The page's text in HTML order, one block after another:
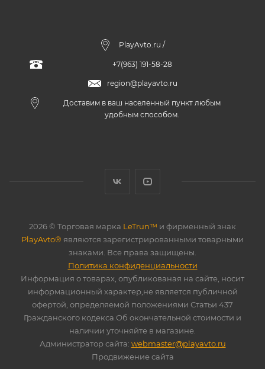
PlayAvto.ru /
+7(963) 191-58-28
region@playavto.ru
Доставим в ваш населенный пункт любым
удобным способом.
2026 © Торговая марка LeTrun™ и фирменный знак
PlayAvto® являются зарегистрированными товарными
знаками. Все права защищены.
Политика конфиденциальности
Информация о товарах, опубликованая на сайте, носит
информационный характер,не является публичной
офертой, определяемой положениями Статьи 437
Гражданского кодекса.Об окончательной стоимости и
наличии уточняйте в магазине.
Администратор сайта: webmaster@playavto.ru
Продвижение сайта